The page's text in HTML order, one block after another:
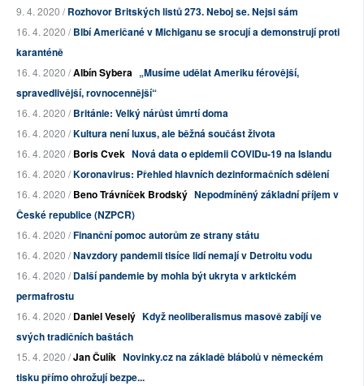
9. 4. 2020 /Rozhovor Britských listů 273. Neboj se. Nejsi sám
16. 4. 2020 /Blbí Američané v Michiganu se srocují a demonstrují proti
karanténě
16. 4. 2020 /Albín Sybera „Musíme udělat Ameriku férovější,
spravedlivější, rovnocennější“
16. 4. 2020 /Británie: Velký nárůst úmrtí doma
16. 4. 2020 /Kultura není luxus, ale běžná součást života
16. 4. 2020 /Boris Cvek Nová data o epidemii COVIDu-19 na Islandu
16. 4. 2020 /Koronavirus: Přehled hlavních dezinformačních sdělení
16. 4. 2020 /Beno Trávníček Brodský Nepodmíněný základní příjem v
České republice (NZPCR)
16. 4. 2020 /Finanční pomoc autorům ze strany státu
16. 4. 2020 /Navzdory pandemii tisíce lidí nemají v Detroitu vodu
16. 4. 2020 /Další pandemie by mohla být ukryta v arktickém
permafrostu
16. 4. 2020 /Daniel Veselý Když neoliberalismus masově zabíjí ve
svých tradičních baštách
15. 4. 2020 /Jan Čulík Novinky.cz na základě blábolů v německém
tisku přímo ohrožují bezpe...